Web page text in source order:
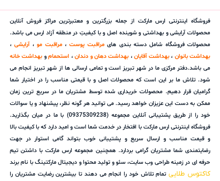
فروشگاه اینترنتی ارس مارکت از جمله بزرگترین و معتبرترین مراکز فروش آنلاین
محصولات آرایشی و بهداشتی و شوینده اصل و با کیفیتِ در منطقه آزاد ارس می باشد.
محصولات فروشگاه شامل دسته بندی هایمراقبت پوست،مراقبت مو،آرایشی،
بهداشت بانوان ،بهداشت آقایان، بهداشت دهان و دندان، استحمامو بهداشت خانه
می باشد.دفتر مرکزی ما در شهر تبریز است و تمامی ارسالی ها از شهر تبریز انجام می
شود. تلاش ما بر این است که محصولات اصل و با قیمتی مناسب را در اختیار شما
گرامیان قرار دهیم. محصولات خریداری شده توسط مشتریان ما در سریع ترین زمان
ممکن به دست این عزیزان خواهد رسید. می توانید هر گونه نظر، پیشنهاد و یا سوالات
خود را از طریق پشتیبانی آنلاین مجموعه (09375309238) با ما در میان بگذارید.
فروشگاه اینترنتی ارس مارکت با افتخار در خدمت شما است و امید دارد که با کیفیت بالا
و قیمت مناسب و ارسال سریع و پشتیبانی خوب بتواند گامی استوار در جهت
رضایتمندی شما مشتریان گرامی بردارد. همچنین مجموعه ارس مارکت با داشتن تیم
حرفه ای در زمینه طراحی وب سایت، سئو و تولید محتوا و دیجیتال مارکتینگ با نام برند
کاکتوس طلاییتمام تلاش خود را انجام می دهند تا بیشترین رضایت مشتریان را